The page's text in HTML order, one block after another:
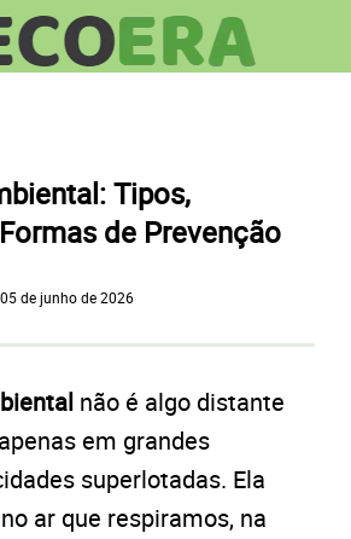
Tipos,
de Prevenção
05 de junho de 2026
não é algo distante
em grandes
superlotadas. Ela
ar que respiramos, na